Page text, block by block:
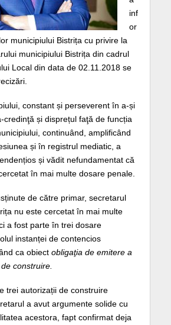
inf
or
municipiului Bistrița cu privire la
municipiului Bistrița din cadrul
Local din data de 02.11.2018 se
constant și perseverent în a-și
credinţă și disprețul faţă de funcția
continuând, amplificând
și în registrul mediatic, a
și vădit nefundamentat că
în mai multe dosare penale.
de către primar, secretarul
nu este cercetat în mai multe
a fost parte în trei dosare
instanței de contencios
ca obiect obligaţia de emitere a
construire.
trei autorizații de construire
a avut argumente solide cu
acestora, fapt confirmat deja